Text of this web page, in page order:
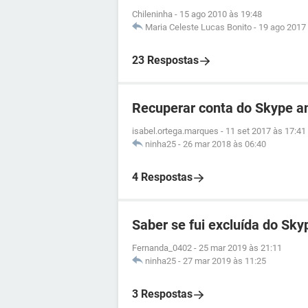
Chileninha - 15 ago 2010 às 19:48
Maria Celeste Lucas Bonito - 19 ago
23 Respostas
Recuperar conta do Skype
isabel.ortega.marques - 11 set 2017 às 17:41
ninha25 - 26 mar 2018 às 06:40
4 Respostas
Saber se fui excluída do
Fernanda_0402 - 25 mar 2019 às 21:11
ninha25 - 27 mar 2019 às 11:25
3 Respostas